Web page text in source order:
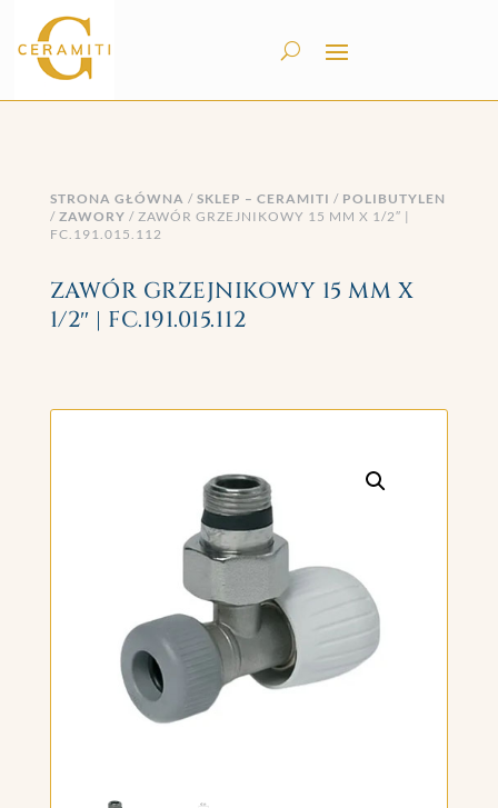
STRONA GŁÓWNA / SKLEP – CERAMITI / POLIBUTYLEN
/ ZAWORY / ZAWÓR GRZEJNIKOWY 15 MM X 1/2″ |
FC.191.015.112
ZAWÓR GRZEJNIKOWY 15 MM X
1/2″ | FC.191.015.112